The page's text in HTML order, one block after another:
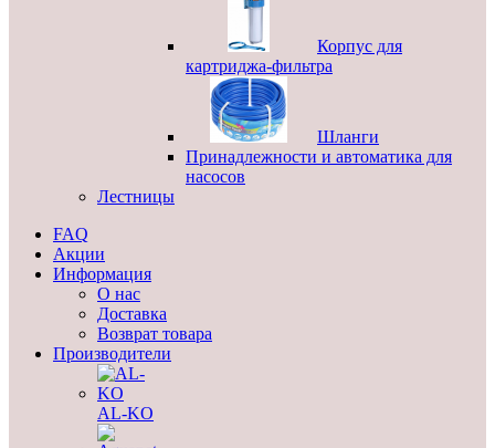
Корпус для
картриджа-фильтра
Шланги
Принадлежности и автоматика для
насосов
Лестницы
FAQ
Акции
Информация
О нас
Доставка
Возврат товара
Производители
AL-KO